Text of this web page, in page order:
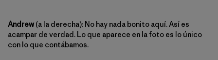
Andrew (a la derecha): No hay nada bonito aquí. Así es
acampar de verdad. Lo que aparece en la foto es lo único
con lo que contábamos.